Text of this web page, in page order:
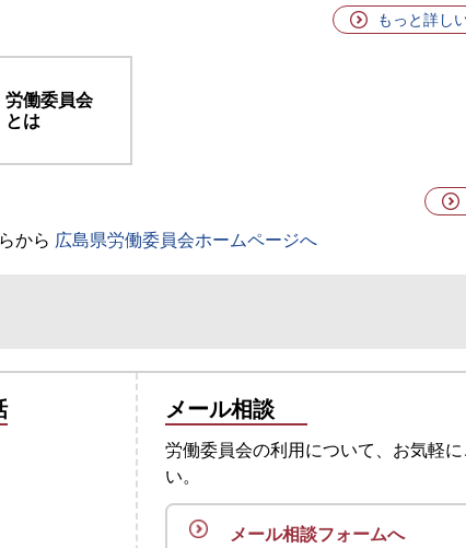
もっと詳し
労働委員会
とは
から 広島県労働委員会ホームページへ
メール相談
労働委員会の利用について、お気軽
い。
メール相談フォームへ